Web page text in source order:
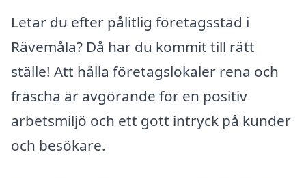
Letar du efter pålitlig företagsstäd i
Rävemåla? Då har du kommit till rätt
ställe! Att hålla företagslokaler rena och
fräscha är avgörande för en positiv
arbetsmiljö och ett gott intryck på kunder
och besökare.